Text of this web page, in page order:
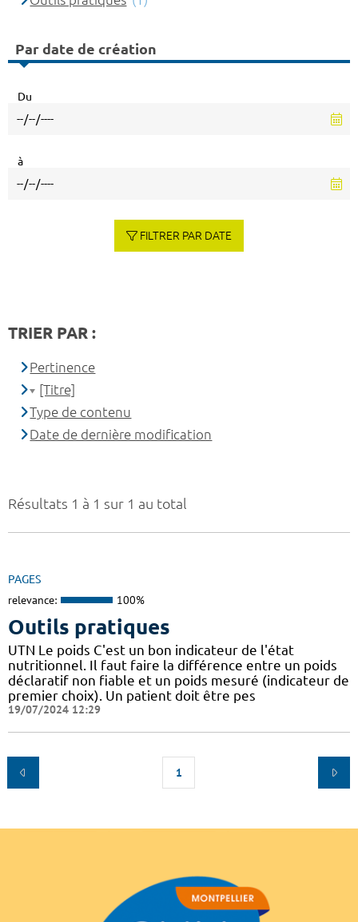
Résultats 1 à 1 sur 1 au total
PAGES
relevance: 100%
Outils pratiques
UTN Le poids C'est un bon indicateur de l'état
nutritionnel. Il faut faire la différence entre un poids
déclaratif non fiable et un poids mesuré (indicateur de
premier choix). Un patient doit être pes
19/07/2024 12:29
1
Par date de création
Du
à
FILTRER PAR DATE
TRIER PAR :
Pertinence
[Titre]
Type de contenu
Date de dernière modification